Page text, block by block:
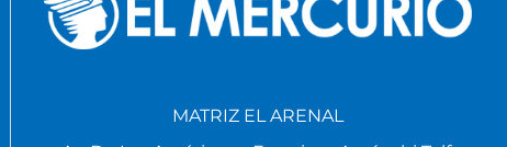
MATRIZ EL ARENAL